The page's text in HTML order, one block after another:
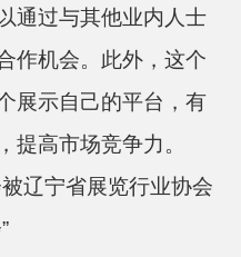
通过与其他业内人士
作机会。此外，这个
展示自己的平台，有
提高市场竞争力。
辽宁省展览行业协会